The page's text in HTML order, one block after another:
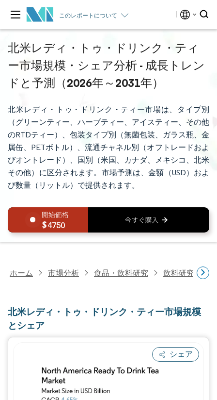
このレポートについて
北米レディ・トゥ・ドリンク・ティ
ー市場規模・シェア分析 - 成長トレン
ドと予測（2026年～2031年）
北米レディ・トゥ・ドリンク・ティー市場は、タイプ別
（グリーンティー、ハーブティー、アイスティー、その他
のRTDティー）、包装タイプ別（無菌包装、ガラス瓶、金
属缶、PETボトル）、流通チャネル別（オフトレードおよ
びオントレード）、国別（米国、カナダ、メキシコ、北米
その他）に区分されます。市場予測は、金額（USD）およ
び数量（リットル）で提供されます。
4750
ホーム 市場分析 食品・飲料研究 飲料研究
北米レディ・トゥ・ドリンク・ティー市場規模
とシェア
シェア